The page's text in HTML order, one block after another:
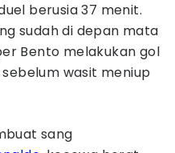
berusia 37 menit.
sudah di depan mata
Bento melakukan gol
wasit meniup
sang